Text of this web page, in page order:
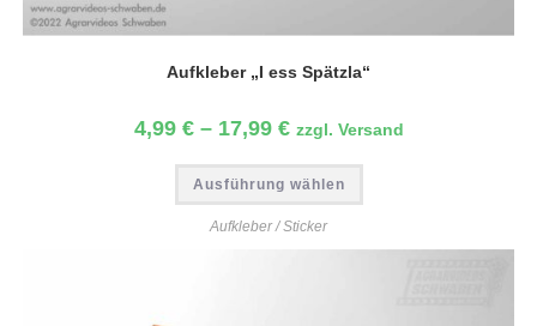
Aufkleber „I ess Spätzla“
4,99 €– 17,99 € zzgl. Versand
Ausführung wählen
Aufkleber / Sticker